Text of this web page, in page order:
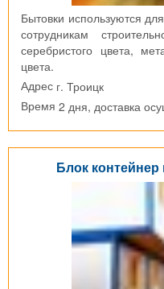
Бытовки используются
сотрудникам
серебристого цвета,
цвета.
Адрес г. Троицк
Время 2 дня, доставка
Блок